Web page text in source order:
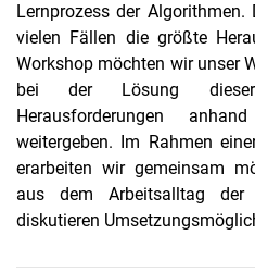
Lernprozess der
vielen Fällen die größte
Workshop möchten wir unser
bei der Lösung
Herausforderungen
weitergeben. Im Rahmen
erarbeiten wir gemeinsam
aus dem Arbeitsalltag der
diskutieren